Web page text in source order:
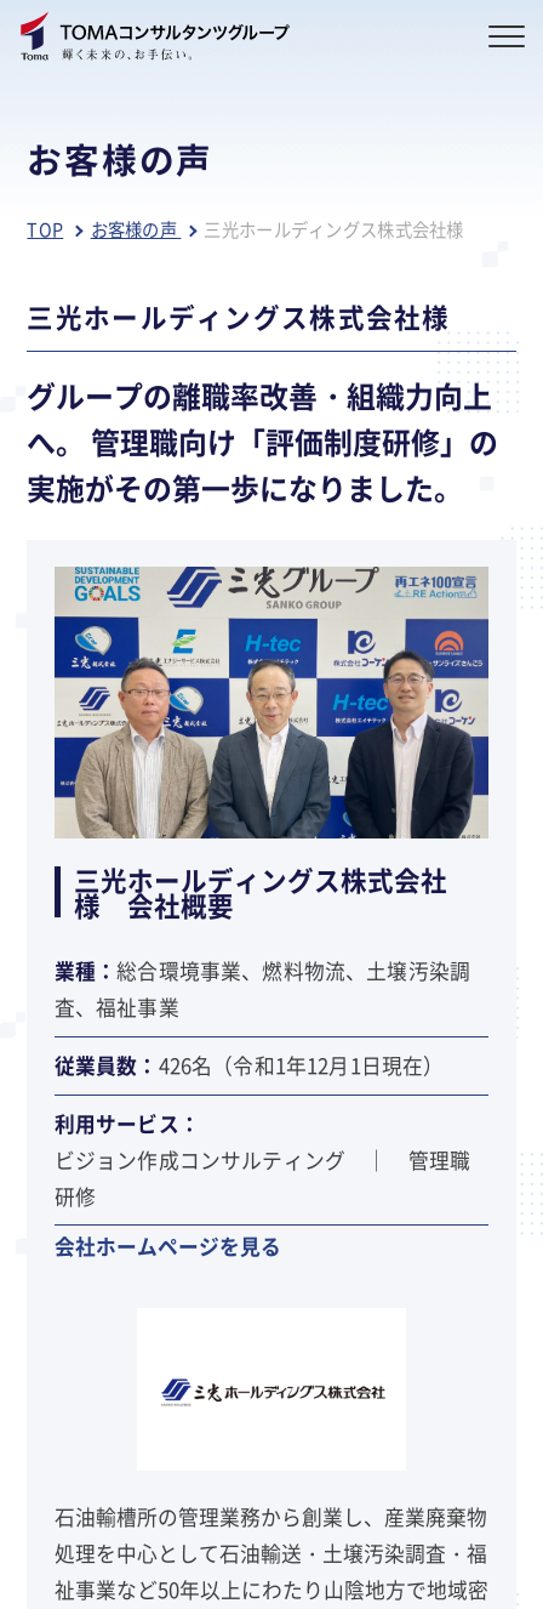
お客様の声
TOP お客様の声 三光ホールディングス株式会社様
三光ホールディングス株式会社様
グループの離職率改善・組織力向上
へ。 管理職向け「評価制度研修」の
実施がその第一歩になりました。
三光ホールディングス株式会社
様 会社概要
業種：総合環境事業、燃料物流、土壌汚染調
査、福祉事業
従業員数： 426名（令和1年12月1日現在）
利用サービス：
ビジョン作成コンサルティング ｜ 管理職
研修
会社ホームページを見る
石油輸槽所の管理業務から創業し、産業廃棄物
処理を中心として石油輸送・土壌汚染調査・福
祉事業など50年以上にわたり山陰地方で地域密